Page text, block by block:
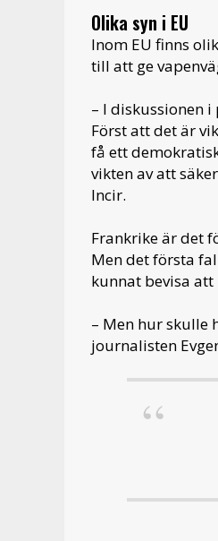
Olika syn i EU
Inom EU finns
till att ge
– I diskussionen
Först att det är
få ett
vikten av att
Incir.
Frankrike är det
Men det första
kunnat bevisa
– Men hur skulle
journalisten